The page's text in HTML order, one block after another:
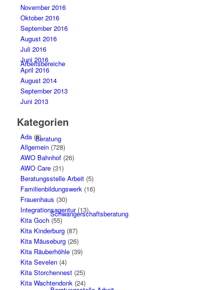
Arbeitsbereiche
Beratung
Schwangerschaftsberatung
November 2016
Oktober 2016
September 2016
August 2016
Juli 2016
Juni 2016
April 2016
August 2014
September 2013
Juni 2013
Kategorien
Ada(9)
Allgemein(728)
AWO Bahnhof(26)
AWO Care(31)
Beratungsstelle Arbeit(5)
Familienbildungswerk(16)
Frauenhaus (30)
Integrationsagentur(13)
Kita Goch(55)
Kita Kinderburg(87)
Kita Mäuseburg(26)
Kita Räuberhöhle(39)
Kita Sevelen(4)
Kita Storchennest(25)
Kita Wachtendonk(24)